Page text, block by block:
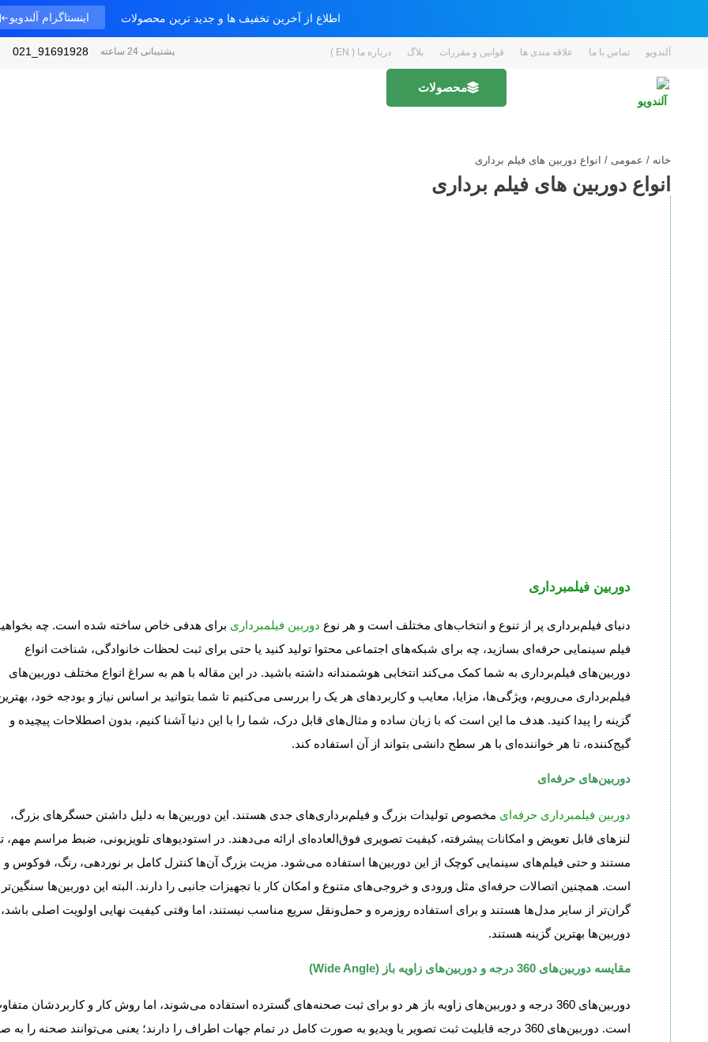
اطلاع از آخرین تخفیف ها و جدید ترین محصولات اینستاگرام آلندویو
آلندویو تماس با ما علاقه مندی ها قوانین و مقررات بلاگ درباره ما ( EN ) پشتیبانی 24 ساعته 91691928_021
محصولات
خانه / عمومی / انواع دوربین های فیلم برداری
انواع دوربین های فیلم برداری
دوربین فیلمبرداری
دنیای فیلم‌برداری پر از تنوع و انتخاب‌های مختلف است و هر نوع دوربین فیلمبرداری برای هدفی خاص ساخته شده است. چه
فیلم سینمایی حرفه‌ای بسازید، چه برای شبکه‌های اجتماعی محتوا تولید کنید یا حتی برای ثبت لحظات خانوادگی، شناخت انواع
دوربین‌های فیلم‌برداری به شما کمک می‌کند انتخابی هوشمندانه داشته باشید. در این مقاله با هم به سراغ انواع مختلف دوربین‌های
فیلم‌برداری می‌رویم، ویژگی‌ها، مزایا، معایب و کاربردهای هر یک را بررسی می‌کنیم تا شما بتوانید بر اساس نیاز و بودجه خود،
گزینه را پیدا کنید. هدف ما این است که با زبان ساده و مثال‌های قابل درک، شما را با این دنیا آشنا کنیم، بدون اصطلاحات پیچیده و
گیج‌کننده، تا هر خواننده‌ای با هر سطح دانشی بتواند از آن استفاده کند.
دوربین‌های حرفه‌ای
دوربین‌ فیلمبرداری حرفه‌ای مخصوص تولیدات بزرگ و فیلم‌برداری‌های جدی هستند. این دوربین‌ها به دلیل داشتن حسگرهای بزرگ،
لنزهای قابل تعویض و امکانات پیشرفته، کیفیت تصویری فوق‌العاده‌ای ارائه می‌دهند. در استودیوهای تلویزیونی، ضبط مراسم مهم،
مستند و حتی فیلم‌های سینمایی کوچک از این دوربین‌ها استفاده می‌شود. مزیت بزرگ آن‌ها کنترل کامل بر نوردهی، رنگ، فوکوس و
است. همچنین اتصالات حرفه‌ای مثل ورودی و خروجی‌های متنوع و امکان کار با تجهیزات جانبی را دارند. البته این دوربین‌ها
گران‌تر از سایر مدل‌ها هستند و برای استفاده روزمره و حمل‌ونقل سریع مناسب نیستند، اما وقتی کیفیت نهایی اولویت اصلی باشد،
دوربین‌ها بهترین گزینه هستند.
مقایسه دوربین‌های 360 درجه و دوربین‌های زاویه باز (Wide Angle)
دوربین‌های 360 درجه و دوربین‌های زاویه باز هر دو برای ثبت صحنه‌های گسترده استفاده می‌شوند، اما روش کار و کاربردشان
است. دوربین‌های 360 درجه قابلیت ثبت تصویر یا ویدیو به صورت کامل در تمام جهات اطراف را دارند؛ یعنی می‌توانند صحنه را